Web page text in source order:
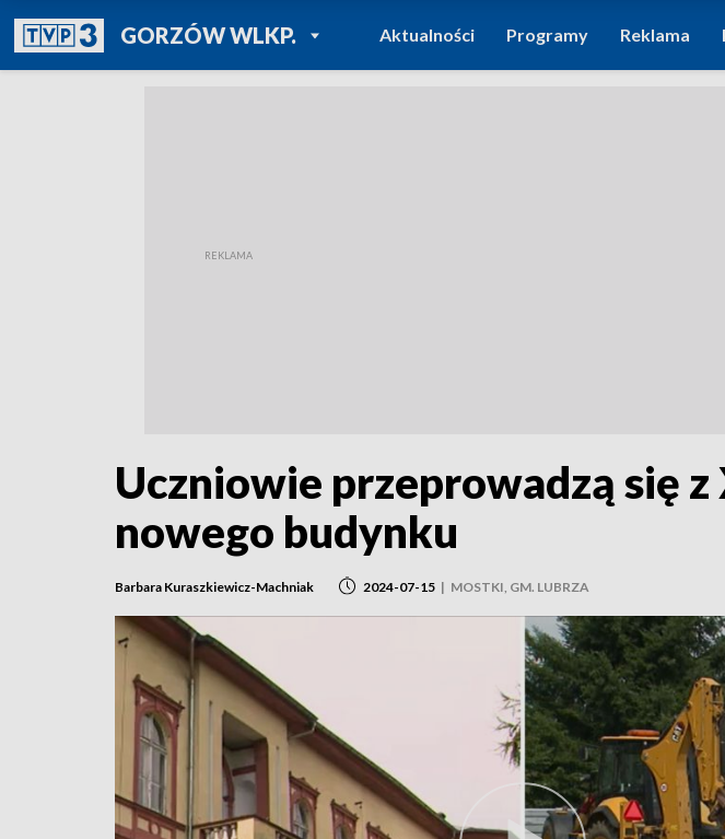
GORZÓW WLKP.POWRÓT DO
TVP REGIONY
Aktualności Programy Reklama
Uczniowie przeprowadzą się z
nowego budynku
Barbara Kuraszkiewicz-Machniak 2024-07-15 | MOSTKI, GM. LUBRZA